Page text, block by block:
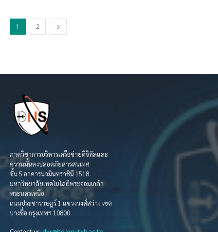
1 2
ภาควิชาการบริหารเครือข่ายดิจิทัลและ
ความมั่นคงปลอดภัยสารสนเทศ
ชั้น 5 อาคารนวมินทราชินี 1518
มหาวิทยาลัยเทคโนโลยีพระจอมเกล้า
พระนครเหนือ
ถนนประชาราษฎร์ 1 แขวงวงศ์สว่าง เขต
บางซื่อ กรุงเทพฯ 10800